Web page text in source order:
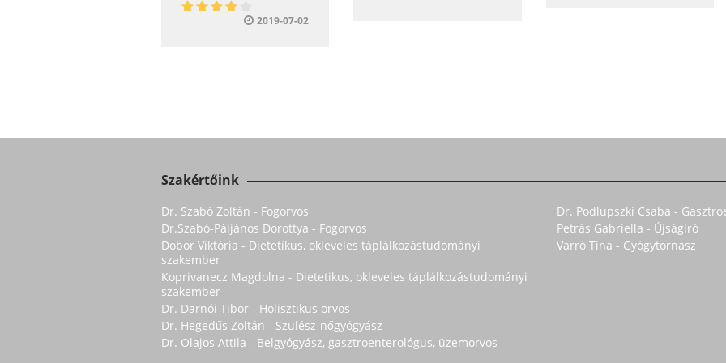
2019-07-02
Szakértőink
Dr. Szabó Zoltán - Fogorvos
Dr.Szabó-Páljános Dorottya - Fogorvos
Dobor Viktória - Dietetikus, okleveles táplálkozástudományi
szakember
Koprivanecz Magdolna - Dietetikus, okleveles táplálkozástudományi
szakember
Dr. Darnói Tibor - Holisztikus orvos
Dr. Hegedűs Zoltán - Szülész-nőgyógyász
Dr. Olajos Attila - Belgyógyász, gasztroenterológus, üzemorvos
Dr. Podlupszki Csaba -
Petrás Gabriella - Újságíró
Varró Tina - Gyógytornász